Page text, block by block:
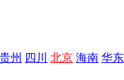
贵州 四川 北京 海南 华东